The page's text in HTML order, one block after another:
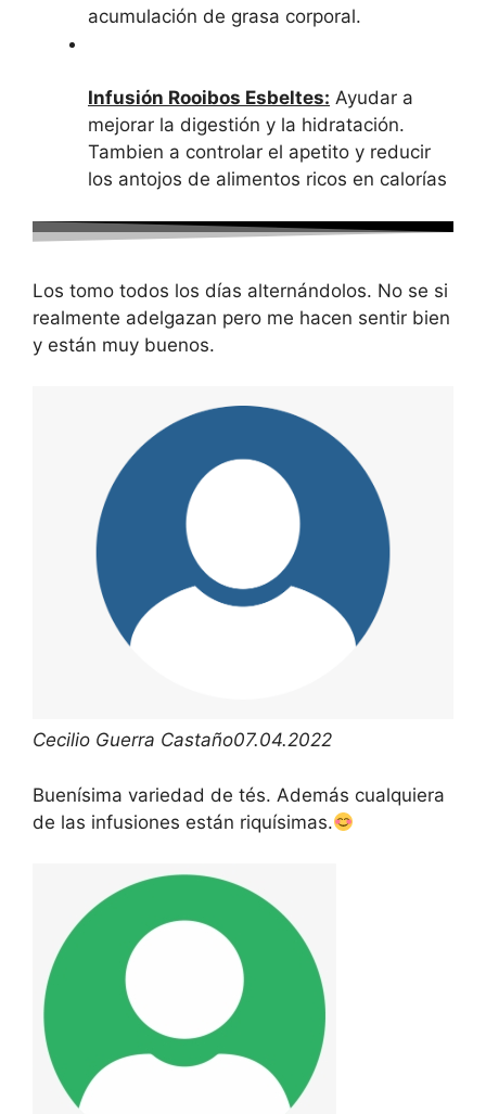
acumulación de grasa corporal.
Infusión Rooibos Esbeltes: Ayudar a
mejorar la digestión y la hidratación.
Tambien a controlar el apetito y reducir
los antojos de alimentos ricos en calorías
Los tomo todos los días alternándolos. No se si
realmente adelgazan pero me hacen sentir bien
y están muy buenos.
Cecilio Guerra Castaño07.04.2022
Buenísima variedad de tés. Además cualquiera
de las infusiones están riquísimas.